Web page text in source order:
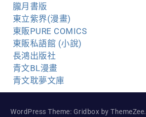
朧月書版
東立紫界(漫畫)
東販PURE COMICS
東販私語館 (小說)
長鴻出版社
青文BL漫畫
青文耽夢文庫
WordPress Theme: Gridbox by ThemeZee.